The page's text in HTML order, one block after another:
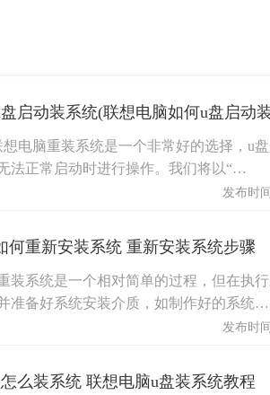
电脑重装系统是一个非常好的选择，u
法正常启动时进行操作。我们将以“…
发布时
何重新安装系统 重新安装系统步骤
装系统是一个相对简单的过程，但在执
准备好系统安装介质，如制作好的系统…
发布时
么装系统 联想电脑u盘装系统教程